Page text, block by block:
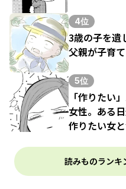
4位
3歳の子を遺
父親が子育
5位
「作りたい
女性。ある
作りたい女
読みものランキ